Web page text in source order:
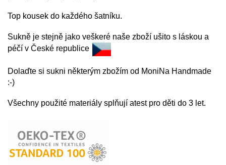
Top kousek do každého šatníku.
Sukně je stejně jako veškeré naše zboží ušito s láskou a
péčí v České republice
Dolaďte si sukni některým zbožím od MoniNa Handmade
:-)
Všechny použité materiály splňují atest pro děti do 3 let.